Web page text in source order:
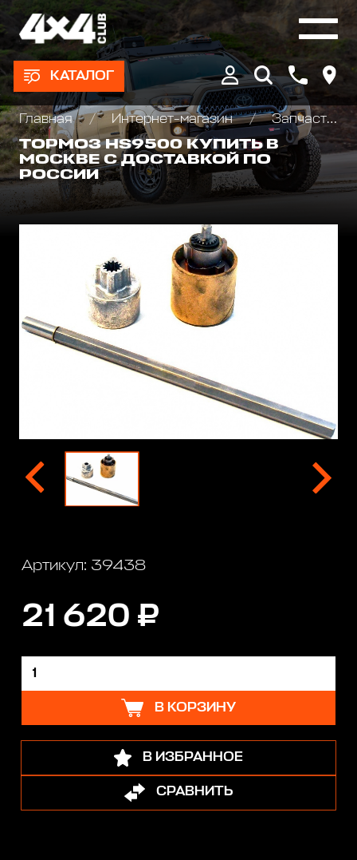
КАТАЛОГ
Главная Интернет-магазин
Запчасти и Аксессуары для лебедок
ТОРМОЗ HS9500 КУПИТЬ В
МОСКВЕ С ДОСТАВКОЙ ПО
РОССИИ
Артикул: 39438
21 620 ₽
В КОРЗИНУ
В ИЗБРАННОЕ
СРАВНИТЬ